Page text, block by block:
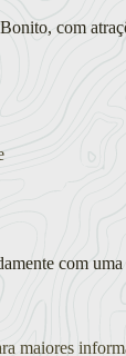
com
com
maiores